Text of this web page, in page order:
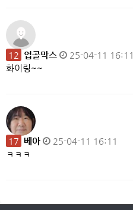
12 업골막스
25-04-11 16:11
화이링~~
17 베아
25-04-11 16:11
ㅋㅋㅋ